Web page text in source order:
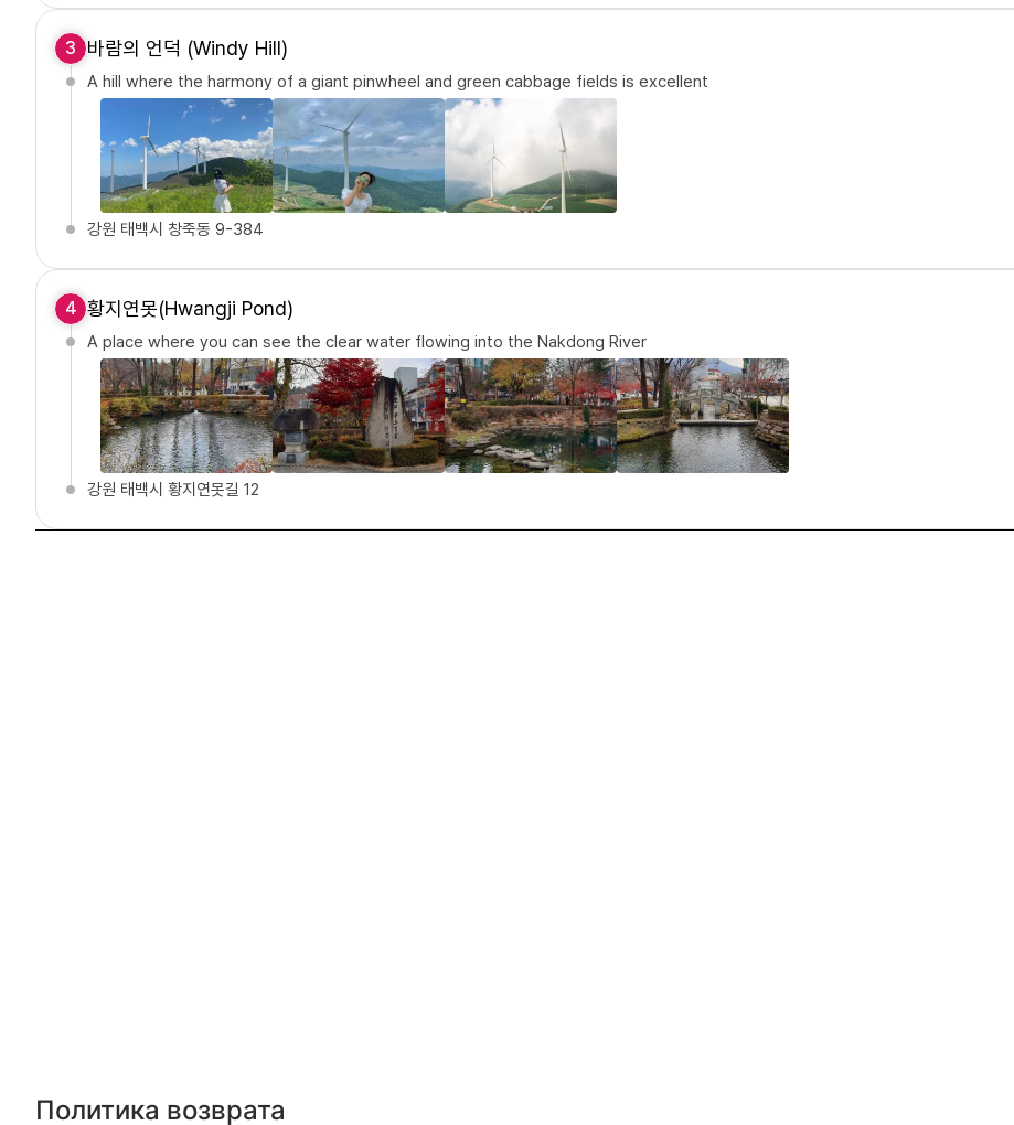
3 바람의 언덕 (Windy Hill)
A hill where the harmony of a giant pinwheel and green cabbage fields is excellent
강원 태백시 창죽동 9-384
4 황지연못(Hwangji Pond)
A place where you can see the clear water flowing into the Nakdong River
강원 태백시 황지연못길 12
Политика возврата